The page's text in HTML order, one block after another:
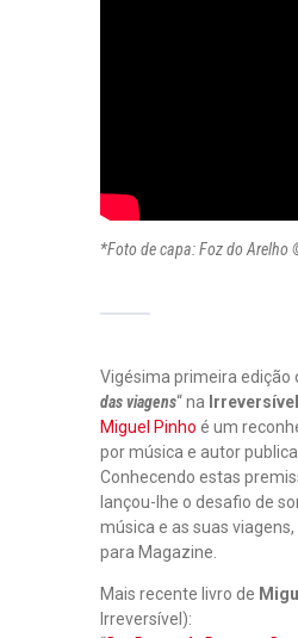
*Foto de capa: Foz do Arelho
Vigésima primeira edição
das viagens“ na
Miguel Pinho é um
por música e autor
Conhecendo estas
lançou-lhe o desafio de
música e as suas
para Magazine.
Mais recente livro de
Irreversível):